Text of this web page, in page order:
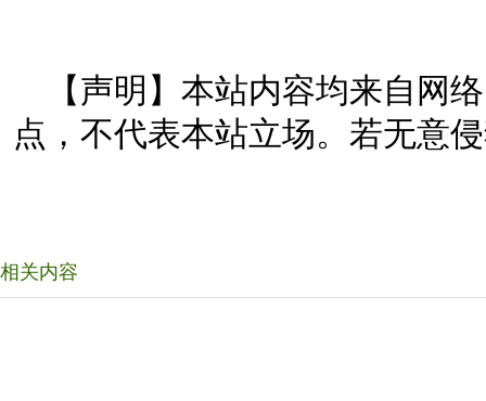
【声明】本站内容均来自网
点，不代表本站立场。若无意
相关内容